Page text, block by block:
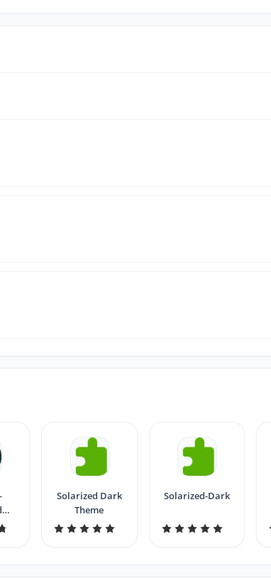
Solarized Dark
Theme
Solarized-Dark